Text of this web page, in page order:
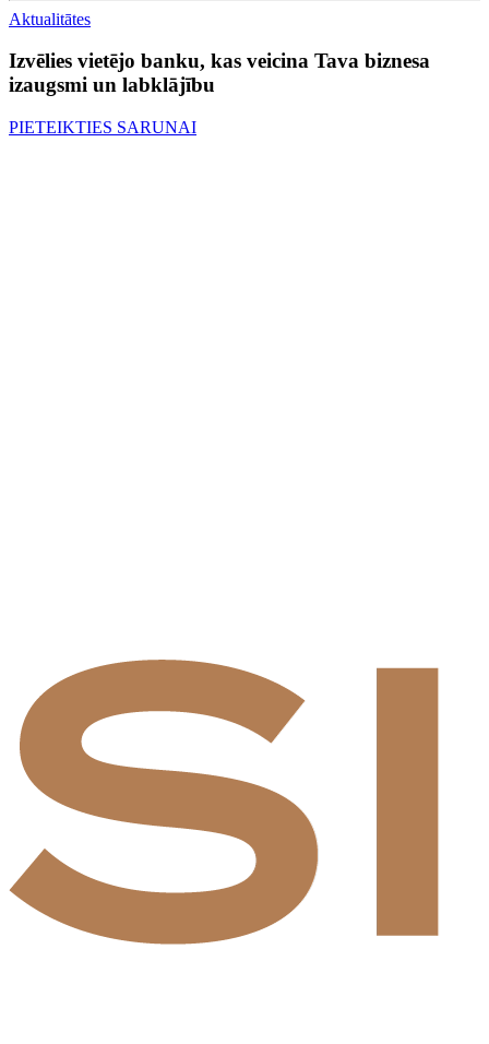
Aktualitātes
Izvēlies vietējo banku, kas veicina Tava biznesa
izaugsmi un labklājību
PIETEIKTIES SARUNAI